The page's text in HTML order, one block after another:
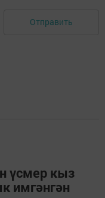
Отправить
үсмер кыз
имгәнгән